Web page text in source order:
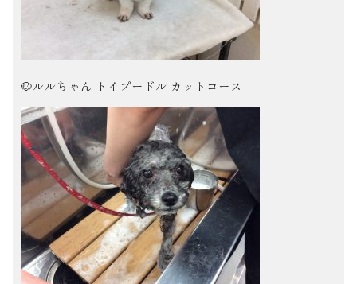
🐶ルルちゃん トイプードル カットコース